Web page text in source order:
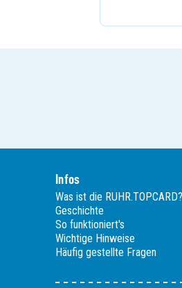
Infos
Was ist die RUHR.TOPCARD?
Geschichte
So funktioniert's
Wichtige Hinweise
Häufig gestellte Fragen